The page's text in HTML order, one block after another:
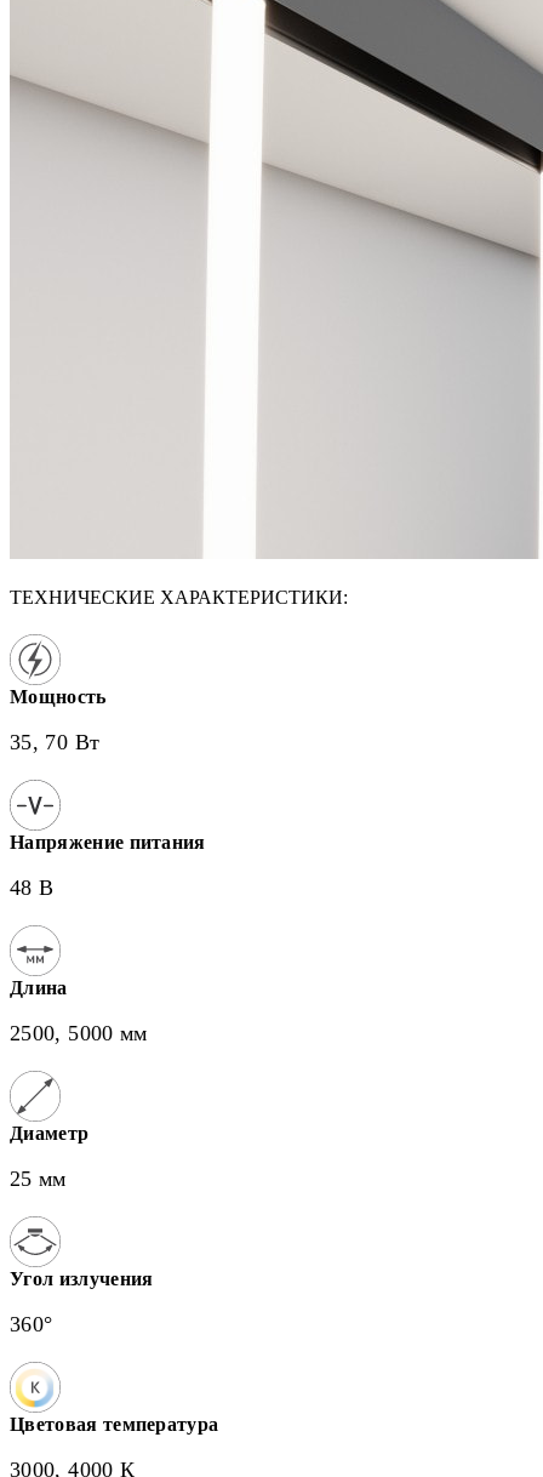
ТЕХНИЧЕСКИЕ ХАРАКТЕРИСТИКИ:
Мощность
35, 70 Вт
Напряжение питания
48 В
Длина
2500, 5000 мм
Диаметр
25 мм
Угол излучения
360°
Цветовая температура
3000, 4000 К